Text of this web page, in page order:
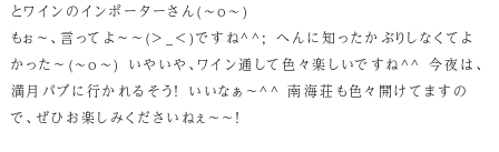
とワインのインポーターさん(~o~)
もぉ～、言ってよ～～(>_<)ですね^^; へんに知ったかぶりしなくてよ
かった～(~o~) いやいや、ワイン通して色々楽しいですね^^ 今夜は、
満月パブに行かれるそう！ いいなぁ～^^ 南海荘も色々開けてますの
で、ぜひお楽しみくださいねぇ～～！